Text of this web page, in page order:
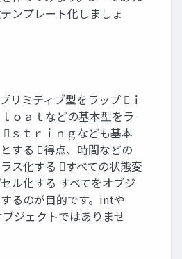
ンプレート化しましょ
リミティブ型をラップ ｉ
ｏａｔなどの基本型をラ
ｓｔｒｉｎｇなども基本
する 得点、時間などの
ス化する すべての状態変
ル化する すべてをオブジ
るのが目的です。intや
ジェクトではありませ